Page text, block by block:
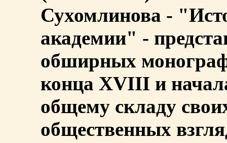
Сухомлинова -
академии" -
обширных
конца XVIII и
общему складу
общественных